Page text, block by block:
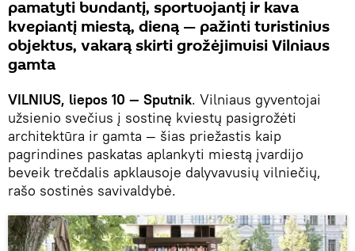
pamatyti bundantį, sportuojantį ir kava
kvepiantį miestą, dieną — pažinti turistinius
objektus, vakarą skirti grožėjimuisi Vilniaus
gamta
VILNIUS, liepos 10 — Sputnik. Vilniaus gyventojai
užsienio svečius į sostinę kviestų pasigrožėti
architektūra ir gamta — šias priežastis kaip
pagrindines paskatas aplankyti miestą įvardijo
beveik trečdalis apklausoje dalyvavusių vilniečių,
rašo sostinės savivaldybė.